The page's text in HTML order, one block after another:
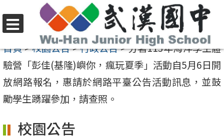
至
要
內
容
選
單
首頁>校園公告>行政公告>分署113年海洋學生體
驗營「彭佳(基隆)嶼你，瘋玩夏季」活動自5月6日開
放網路報名，惠請於網路平臺公告活動訊息，並鼓
勵學生踴躍參加，請查照。
校園公告